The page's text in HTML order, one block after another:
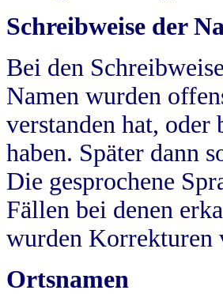
Schreibweise der
Bei den
Namen wurden
verstanden hat, oder
haben. Später dann
Die gesprochene
Fällen bei denen
wurden Korrekturen
Ortsnamen